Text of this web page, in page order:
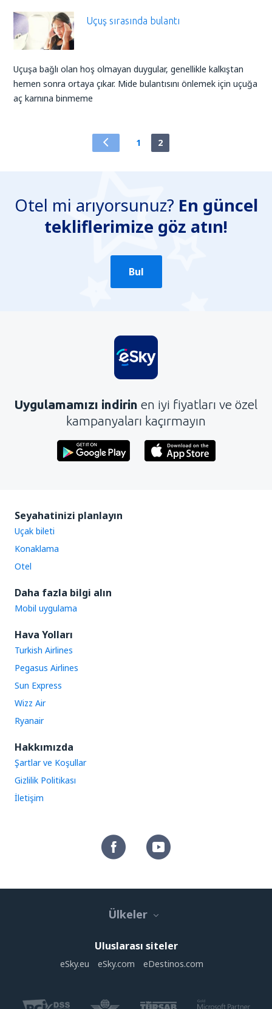
Uçuş sırasında bulantı
Uçuşa bağlı olan hoş olmayan duygular, genellikle kalkıştan
hemen sonra ortaya çıkar. Mide bulantısını önlemek için uçuğa
aç karnına binmeme
1 2
Otel mi arıyorsunuz? En güncel
tekliflerimize göz atın!
Bul
Uygulamamızı indirin en iyi fiyatları ve özel
kampanyaları kaçırmayın
Seyahatinizi planlayın
Uçak bileti
Konaklama
Otel
Daha fazla bilgi alın
Mobil uygulama
Hava Yolları
Turkish Airlines
Pegasus Airlines
Sun Express
Wizz Air
Ryanair
Hakkımızda
Şartlar ve Koşullar
Gizlilik Politikası
İletişim
Ülkeler
Uluslarası siteler
eSky.eu eSky.com eDestinos.com